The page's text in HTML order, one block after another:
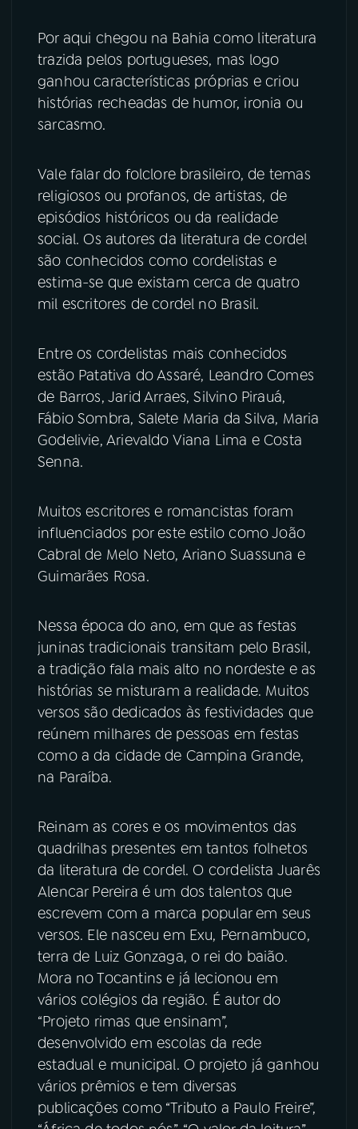
Por aqui chegou na Bahia como literatura
trazida pelos portugueses, mas logo
ganhou características próprias e criou
histórias recheadas de humor, ironia ou
sarcasmo.
Vale falar do folclore brasileiro, de temas
religiosos ou profanos, de artistas, de
episódios históricos ou da realidade
social. Os autores da literatura de cordel
são conhecidos como cordelistas e
estima-se que existam cerca de quatro
mil escritores de cordel no Brasil.
Entre os cordelistas mais conhecidos
estão Patativa do Assaré, Leandro Comes
de Barros, Jarid Arraes, Silvino Pirauá,
Fábio Sombra, Salete Maria da Silva, Maria
Godelivie, Arievaldo Viana Lima e Costa
Senna.
Muitos escritores e romancistas foram
influenciados por este estilo como João
Cabral de Melo Neto, Ariano Suassuna e
Guimarães Rosa.
Nessa época do ano, em que as festas
juninas tradicionais transitam pelo Brasil,
a tradição fala mais alto no nordeste e as
histórias se misturam a realidade. Muitos
versos são dedicados às festividades que
reúnem milhares de pessoas em festas
como a da cidade de Campina Grande,
na Paraíba.
Reinam as cores e os movimentos das
quadrilhas presentes em tantos folhetos
da literatura de cordel. O cordelista Juarês
Alencar Pereira é um dos talentos que
escrevem com a marca popular em seus
versos. Ele nasceu em Exu, Pernambuco,
terra de Luiz Gonzaga, o rei do baião.
Mora no Tocantins e já lecionou em
vários colégios da região. É autor do
“Projeto rimas que ensinam”,
desenvolvido em escolas da rede
estadual e municipal. O projeto já ganhou
vários prêmios e tem diversas
publicações como “Tributo a Paulo Freire”,